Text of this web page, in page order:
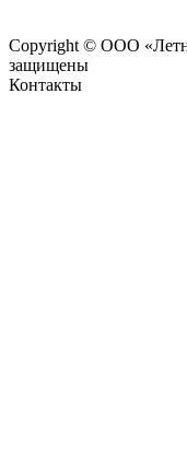
Copyright © ООО
защищены
Контакты